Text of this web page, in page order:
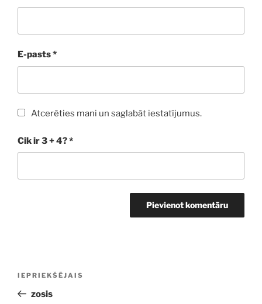
E-pasts*
Atcerēties mani un saglabāt iestatījumus.
Cik ir 3 + 4?*
Iepriekšējā
ziņa:
IEPRIEKŠĒJAIS
zosis